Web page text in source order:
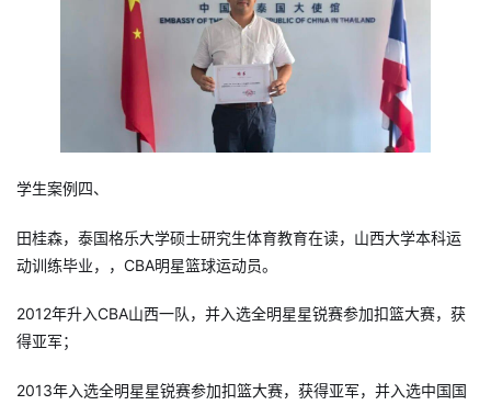
学生案例四、
田桂森，泰国格乐大学硕士研究生体育教育在读，山西大学本科运
动训练毕业，，CBA明星篮球运动员。
2012年升入CBA山西一队，并入选全明星星锐赛参加扣篮大赛，获
得亚军；
2013年入选全明星星锐赛参加扣篮大赛，获得亚军，并入选中国国